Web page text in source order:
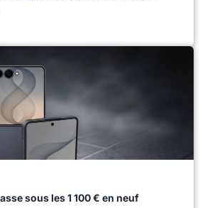
sous les 1 100 € en neuf